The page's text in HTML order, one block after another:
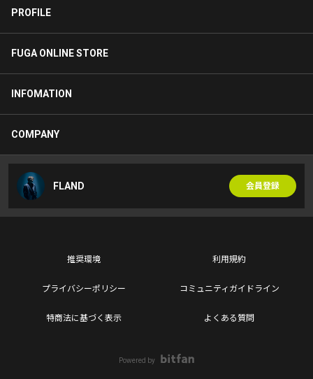
PROFILE
FUGA ONLINE STORE
INFOMATION
COMPANY
FLAND 会員登録
推奨環境 利用規約
プライバシーポリシー コミュニティガイドライン
特商法に基づく表示 よくある質問
Powered by